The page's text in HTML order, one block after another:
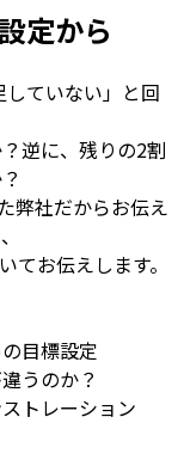
定から
ていない」と回
逆に、残りの2割
弊社だからお伝え
てお伝えします。
目標設定
うのか？
トレーション